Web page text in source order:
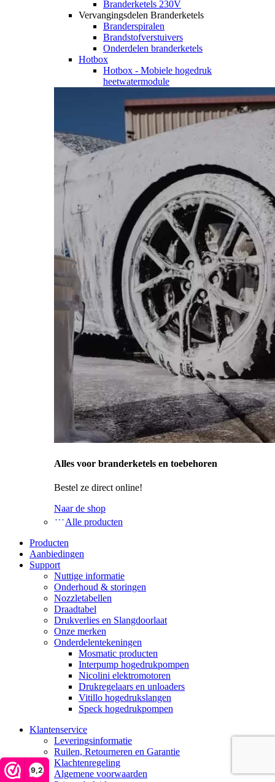
9,2
Branderketels 230V
Vervangingsdelen Branderketels
Branderspiralen
Brandstofverstuivers
Onderdelen branderketels
Hotbox
Hotbox - Mobiele hogedruk
heetwatermodule
Alles voor branderketels en toebehoren
Bestel ze direct online!
Naar de shop
Alle producten
Producten
Aanbiedingen
Support
Nuttige informatie
Onderhoud & storingen
Nozzletabellen
Draadtabel
Drukverlies en Slangdoorlaat
Onze merken
Onderdelentekeningen
Mosmatic producten
Interpump hogedrukpompen
Nicolini elektromotoren
Drukregelaars en unloaders
Vitillo hogedrukslangen
Speck hogedrukpompen
Klantenservice
Leveringsinformatie
Ruilen, Retourneren en Garantie
Klachtenregeling
Algemene voorwaarden